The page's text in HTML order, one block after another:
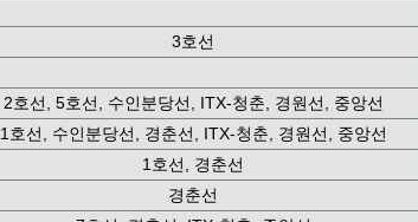
3호선
2호선, 5호선, 수인분당선, ITX-청춘, 경원선, 중앙선
1호선, 수인분당선, 경춘선, ITX-청춘, 경원선, 중앙선
1호선, 경춘선
경춘선